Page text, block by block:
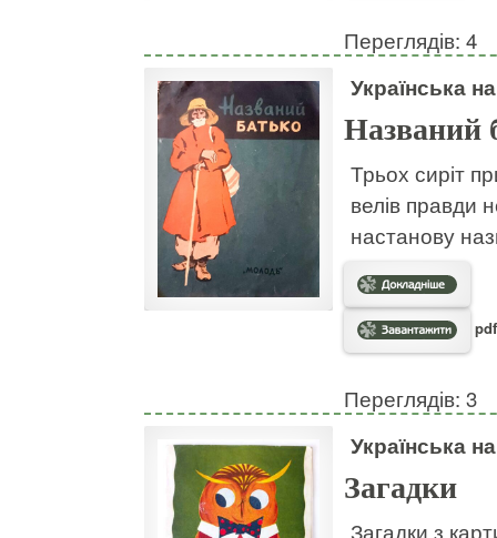
Переглядів: 4
Українська
Названий
Трьох сиріт
велів правди
настанову
Переглядів: 3
Українська
Загадки
Загадки з